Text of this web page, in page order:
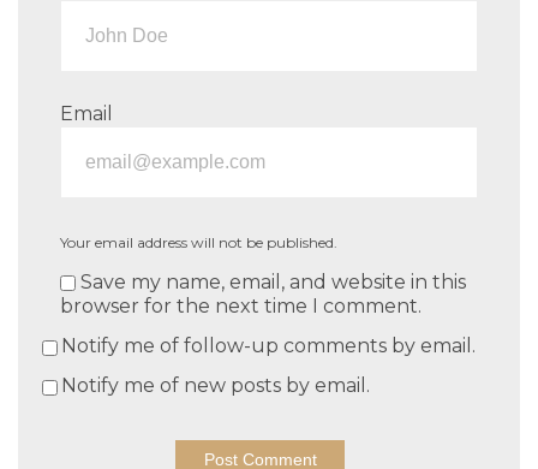
Email
Your email address will not be published.
Save my name, email, and website in this
browser for the next time I comment.
Notify me of follow-up comments by email.
Notify me of new posts by email.